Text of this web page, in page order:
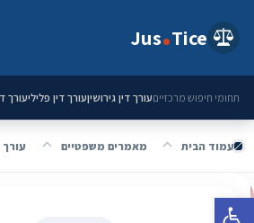
פתח סרגל נגישות
Jus Tice
תחומי חיפוש מרכזייםעורך דין גירושיןעורך דין פליליעורך
עמוד הבית מאמרים משפטיים עורך